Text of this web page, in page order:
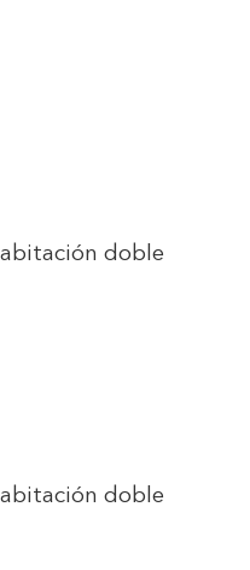
doble
doble